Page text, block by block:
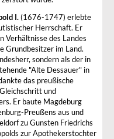
I. (1676-1747) erlebte
Herrschaft. Er
Verhältnisse des Landes
Grundbesitzer im Land.
sondern als der in
"Alte Dessauer" in
das preußische
und
Er baute Magdeburg
Preußens aus und
zu Gunsten Friedrichs
zur Apothekerstochter